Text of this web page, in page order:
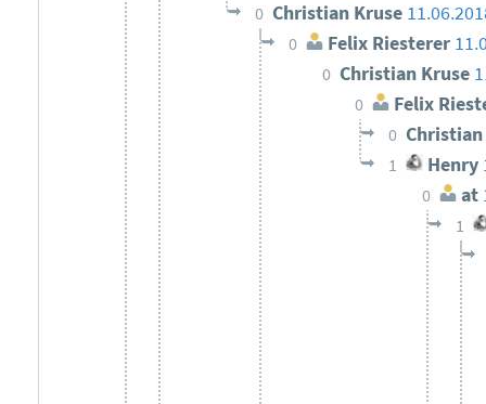
0 Christian Kruse
0 Felix Riesterer
0 Christian Kruse
0 Felix
0
1 Henry
0 at
1